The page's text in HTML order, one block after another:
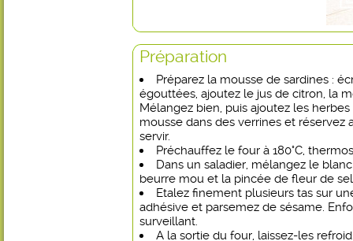
Préparation
Préparez la mousse de sardines :
égouttées, ajoutez le jus de citron, la
Mélangez bien, puis ajoutez les
mousse dans des verrines et réservez
servir.
Préchauffez le four à 180°C,
Dans un saladier, mélangez le
beurre mou et la pincée de fleur de
Etalez finement plusieurs tas sur
adhésive et parsemez de sésame.
surveillant.
A la sortie du four, laissez-les